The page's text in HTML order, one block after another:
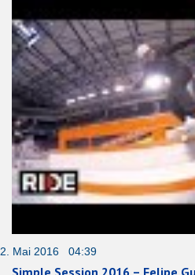
2. Mai 2016 04:39
Simple Session 2016 – Felipe